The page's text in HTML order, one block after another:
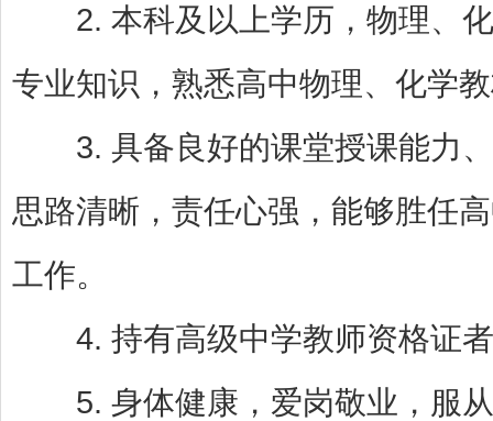
2. 本科及以上学历，物理、化
专业知识，熟悉高中物理、化学
3. 具备良好的课堂授课能力、
思路清晰，责任心强，能够胜任
工作。
4. 持有高级中学教师资格证者
5. 身体健康，爱岗敬业，服从